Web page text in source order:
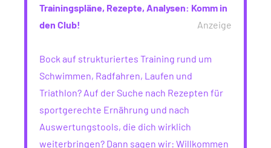
Trainingspläne, Rezepte, Analysen: Komm in
den Club!
Anzeige
Bock auf strukturiertes Training rund um
Schwimmen, Radfahren, Laufen und
Triathlon? Auf der Suche nach Rezepten für
sportgerechte Ernährung und nach
Auswertungstools, die dich wirklich
weiterbringen? Dann sagen wir: Willkommen